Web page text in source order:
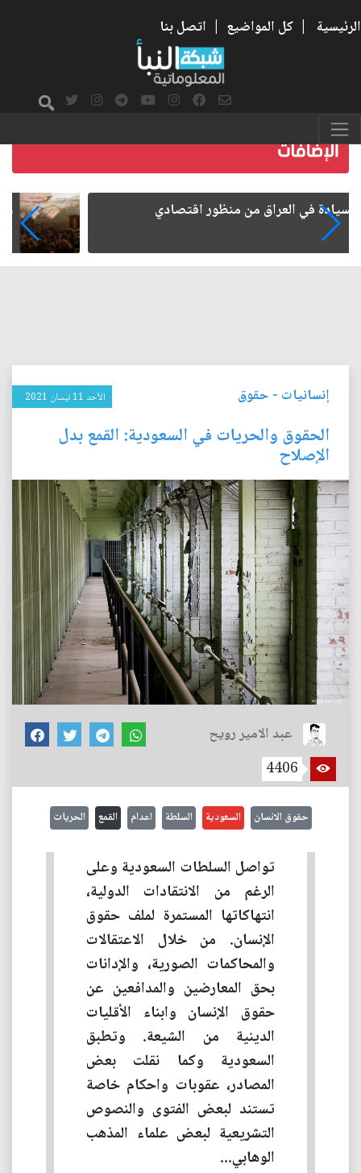
الرئيسية | كل المواضيع | اتصل بنا
ما بعد الأربعين.. كيف اتسعت الزيارة من هويتها
إنسانيات - حقوق الأحد 11 نيسان 2021
الحقوق والحريات في السعودية: القمع بدل
الإصلاح
عبد الامير رويح
4406
حقوق الانسان السعودية السلطة اعدام القمع الحريات
تواصل السلطات السعودية وعلى
الرغم من الانتقادات الدولية،
انتهاكاتها المستمرة لملف حقوق
الإنسان. من خلال الاعتقالات
والمحاكمات الصورية، والإدانات
بحق المعارضين والمدافعين عن
حقوق الإنسان وابناء الأقليات
الدينية من الشيعة. وتطبق
السعودية وكما نقلت بعض
المصادر، عقوبات واحكام خاصة
تستند لبعض الفتوى والنصوص
التشريعية لبعض علماء المذهب
الوهابي...